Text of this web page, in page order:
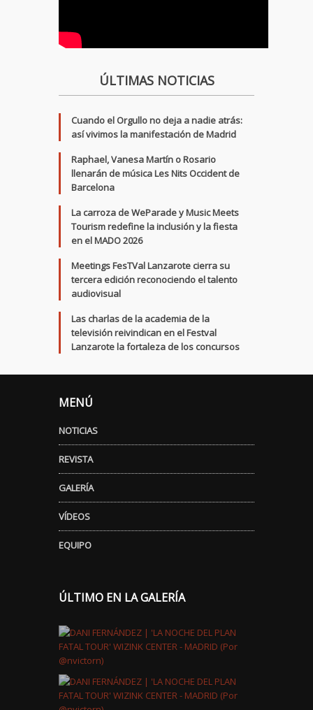
ÚLTIMAS NOTICIAS
Cuando el Orgullo no deja a nadie atrás:
así vivimos la manifestación de Madrid
Raphael, Vanesa Martín o Rosario
llenarán de música Les Nits Occident de
Barcelona
La carroza de WeParade y Music Meets
Tourism redefine la inclusión y la fiesta
en el MADO 2026
Meetings FesTVal Lanzarote cierra su
tercera edición reconociendo el talento
audiovisual
Las charlas de la academia de la
televisión reivindican en el Festval
Lanzarote la fortaleza de los concursos
MENÚ
NOTICIAS
REVISTA
GALERÍA
VÍDEOS
EQUIPO
ÚLTIMO EN LA GALERÍA